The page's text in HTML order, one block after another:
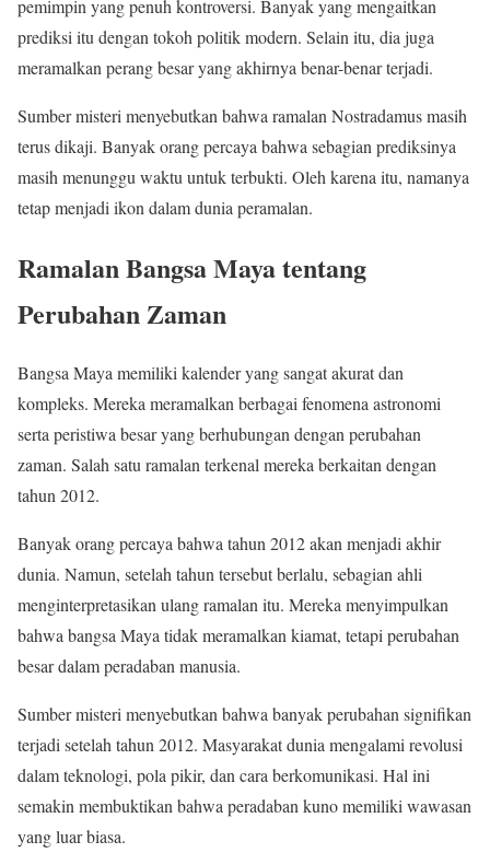
pemimpin yang penuh kontroversi. Banyak yang mengaitkan
prediksi itu dengan tokoh politik modern. Selain itu, dia juga
meramalkan perang besar yang akhirnya benar-benar terjadi.
Sumber misteri menyebutkan bahwa ramalan Nostradamus masih
terus dikaji. Banyak orang percaya bahwa sebagian prediksinya
masih menunggu waktu untuk terbukti. Oleh karena itu, namanya
tetap menjadi ikon dalam dunia peramalan.
Ramalan Bangsa Maya tentang
Perubahan Zaman
Bangsa Maya memiliki kalender yang sangat akurat dan
kompleks. Mereka meramalkan berbagai fenomena astronomi
serta peristiwa besar yang berhubungan dengan perubahan
zaman. Salah satu ramalan terkenal mereka berkaitan dengan
tahun 2012.
Banyak orang percaya bahwa tahun 2012 akan menjadi akhir
dunia. Namun, setelah tahun tersebut berlalu, sebagian ahli
menginterpretasikan ulang ramalan itu. Mereka menyimpulkan
bahwa bangsa Maya tidak meramalkan kiamat, tetapi perubahan
besar dalam peradaban manusia.
Sumber misteri menyebutkan bahwa banyak perubahan signifikan
terjadi setelah tahun 2012. Masyarakat dunia mengalami revolusi
dalam teknologi, pola pikir, dan cara berkomunikasi. Hal ini
semakin membuktikan bahwa peradaban kuno memiliki wawasan
yang luar biasa.